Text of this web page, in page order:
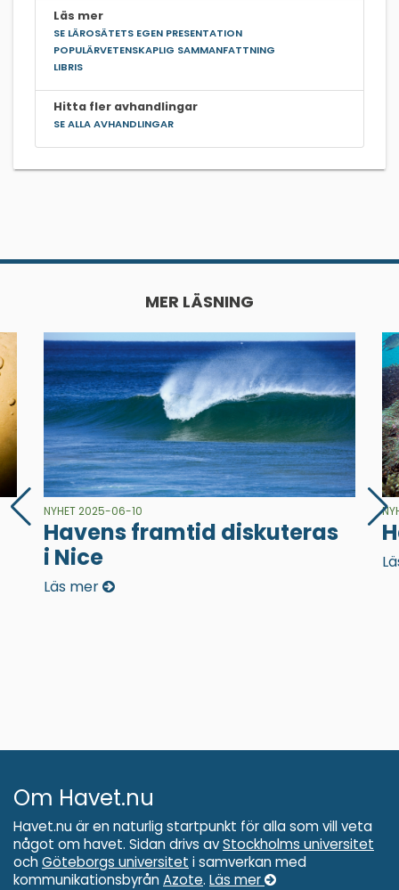
Läs mer
SE LÄROSÄTETS EGEN PRESENTATION
POPULÄRVETENSKAPLIG SAMMANFATTNING
LIBRIS
Hitta fler avhandlingar
SE ALLA AVHANDLINGAR
MER LÄSNING
NYHET 2025-06-10
Havens framtid diskuteras
i Nice
Läs mer
Om Havet.nu
Havet.nu är en naturlig startpunkt för alla som vill veta
något om havet. Sidan drivs avStockholms universitet
och Göteborgs universitet i samverkan med
kommunikationsbyrån Azote. Läs mer